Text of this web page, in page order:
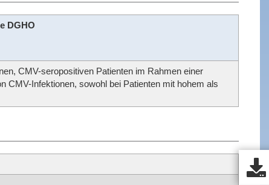
DGHO
CMV-seropositiven Patienten im Rahmen einer
CMV-Infektionen, sowohl bei Patienten mit hohem als